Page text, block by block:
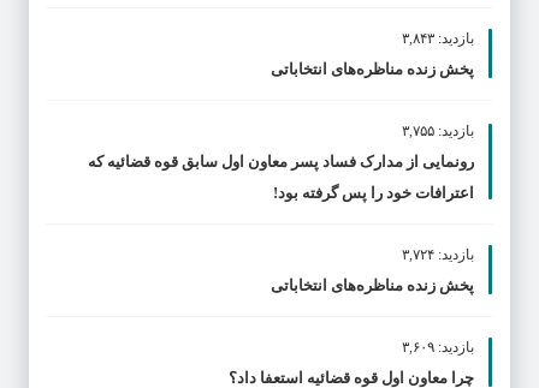
بازدید: ۳,۸۴۳
پخش زنده مناظره‌های انتخاباتی
بازدید: ۳,۷۵۵
رونمایی از مدارک فساد پسر معاون اول سابق قوه قضائیه که
اعترافات خود را پس گرفته بود!
بازدید: ۳,۷۲۴
پخش زنده مناظره‌های انتخاباتی
بازدید: ۳,۶۰۹
چرا معاون اول قوه قضائیه استعفا داد؟